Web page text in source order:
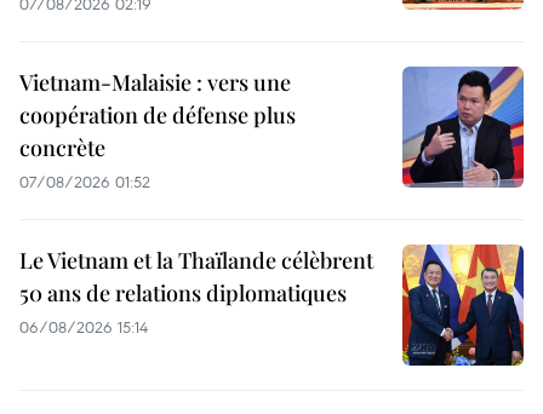
Vietnam-Malaisie : vers une
coopération de défense plus
concrète
07/08/2026 01:52
Le Vietnam et la Thaïlande célèbrent
50 ans de relations diplomatiques
06/08/2026 15:14